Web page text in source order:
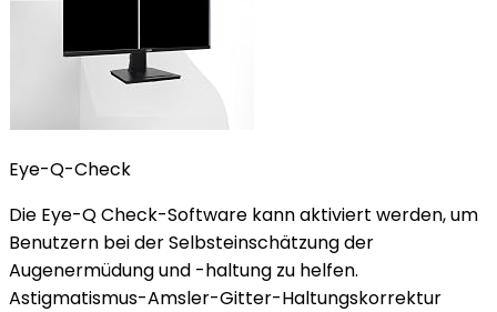
Eye-Q-Check
Die Eye-Q Check-Software kann aktiviert werden, um
Benutzern bei der Selbsteinschätzung der
Augenermüdung und -haltung zu helfen.
Astigmatismus-Amsler-Gitter-Haltungskorrektur